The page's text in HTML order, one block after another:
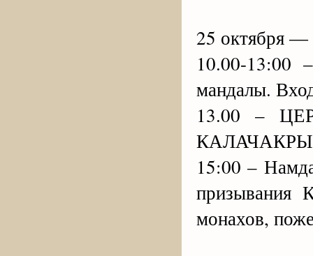
25 октября —
10.00-
мандалы.
13.00 –
15:00 –
призывания
монахов,